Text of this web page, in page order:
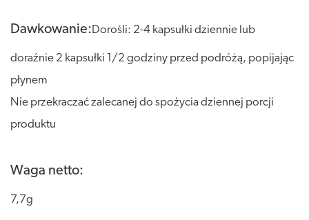
Dawkowanie:Dorośli: 2-4 kapsułki dziennie lub
doraźnie 2 kapsułki 1/2 godziny przed podróżą, popijając
płynem
Nie przekraczać zalecanej do spożycia dziennej porcji
produktu
Waga netto:
7,7g